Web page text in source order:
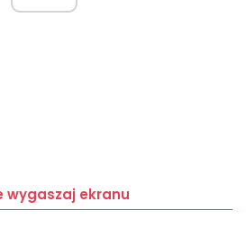
wygaszaj ekranu